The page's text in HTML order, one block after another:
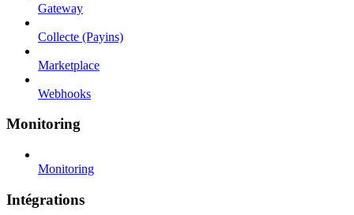
Gateway
Collecte (Payins)
Marketplace
Webhooks
Monitoring
Monitoring
Intégrations